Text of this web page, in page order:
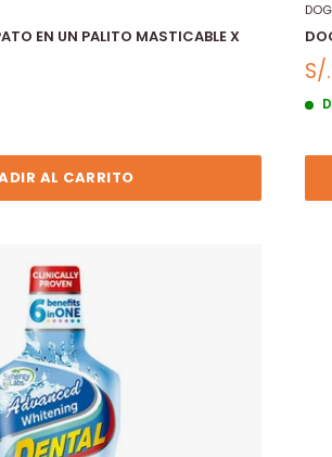
EN UN PALITO MASTICABLE X
AL CARRITO
S/